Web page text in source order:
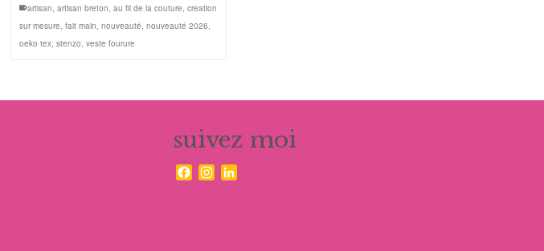
artisan,artisan breton,au fil de la couture,creation
sur mesure,fait main,nouveauté,nouveauté 2026,
oeko tex,stenzo,veste fourure
suivez moi
FacebookInstagram